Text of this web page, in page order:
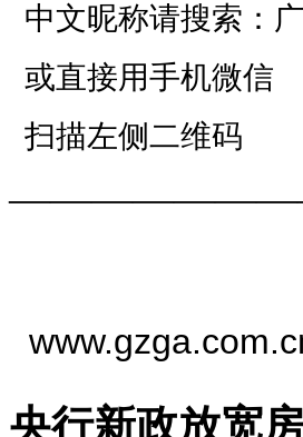
中文昵称请搜索：
或直接用手机微信
扫描左侧二维码
央行新政放宽